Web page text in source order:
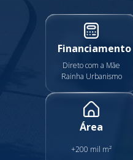
Financiamento
Direto com a Mãe
Rainha Urbanismo
Área
+200 mil m²